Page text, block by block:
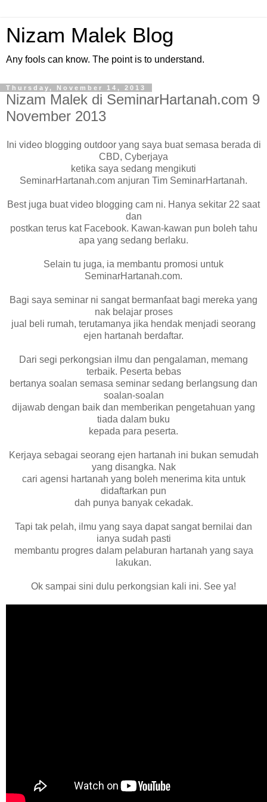
Nizam Malek Blog
Any fools can know. The point is to understand.
Thursday, November 14, 2013
Nizam Malek di SeminarHartanah.com 9
November 2013
Ini video blogging outdoor yang saya buat semasa berada di
CBD, Cyberjaya
ketika saya sedang mengikuti
SeminarHartanah.com anjuran Tim SeminarHartanah.
Best juga buat video blogging cam ni. Hanya sekitar 22 saat
dan
postkan terus kat Facebook. Kawan-kawan pun boleh tahu
apa yang sedang berlaku.
Selain tu juga, ia membantu promosi untuk
SeminarHartanah.com.
Bagi saya seminar ni sangat bermanfaat bagi mereka yang
nak belajar proses
jual beli rumah, terutamanya jika hendak menjadi seorang
ejen hartanah berdaftar.
Dari segi perkongsian ilmu dan pengalaman, memang
terbaik. Peserta bebas
bertanya soalan semasa seminar sedang berlangsung dan
soalan-soalan
dijawab dengan baik dan memberikan pengetahuan yang
tiada dalam buku
kepada para peserta.
Kerjaya sebagai seorang ejen hartanah ini bukan semudah
yang disangka. Nak
cari agensi hartanah yang boleh menerima kita untuk
didaftarkan pun
dah punya banyak cekadak.
Tapi tak pelah, ilmu yang saya dapat sangat bernilai dan
ianya sudah pasti
membantu progres dalam pelaburan hartanah yang saya
lakukan.
Ok sampai sini dulu perkongsian kali ini. See ya!